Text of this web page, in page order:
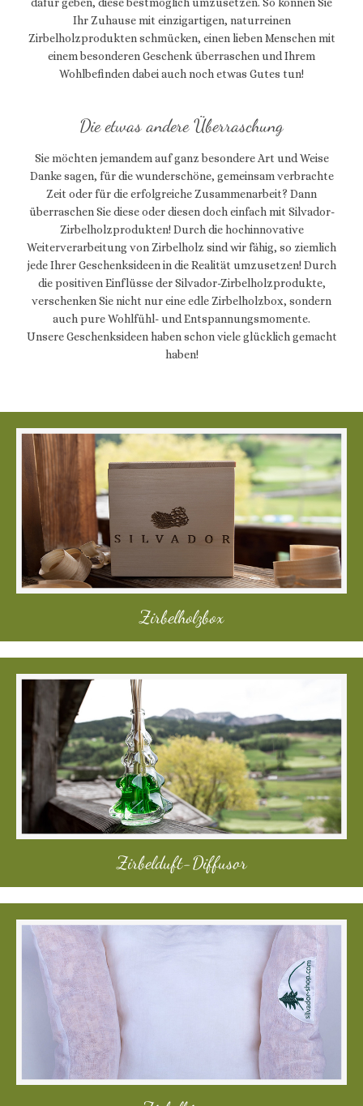
Ihr Zuhause mit einzigartigen, naturreinen
Zirbelholzprodukten schmücken, einen lieben Menschen mit
einem besonderen Geschenk überraschen und Ihrem
Wohlbefinden dabei auch noch etwas Gutes tun!
Die etwas andere Überraschung
Sie möchten jemandem auf ganz besondere Art und Weise
Danke sagen, für die wunderschöne, gemeinsam verbrachte
Zeit oder für die erfolgreiche Zusammenarbeit? Dann
überraschen Sie diese oder diesen doch einfach mit Silvador-
Zirbelholzprodukten! Durch die hochinnovative
Weiterverarbeitung von Zirbelholz sind wir fähig, so ziemlich
jede Ihrer Geschenksideen in die Realität umzusetzen! Durch
die positiven Einflüsse der Silvador-Zirbelholzprodukte,
verschenken Sie nicht nur eine edle Zirbelholzbox, sondern
auch pure Wohlfühl- und Entspannungsmomente.
Unsere Geschenksideen haben schon viele glücklich gemacht
haben!
Zirbelholzbox
Zirbelduft-Diffusor